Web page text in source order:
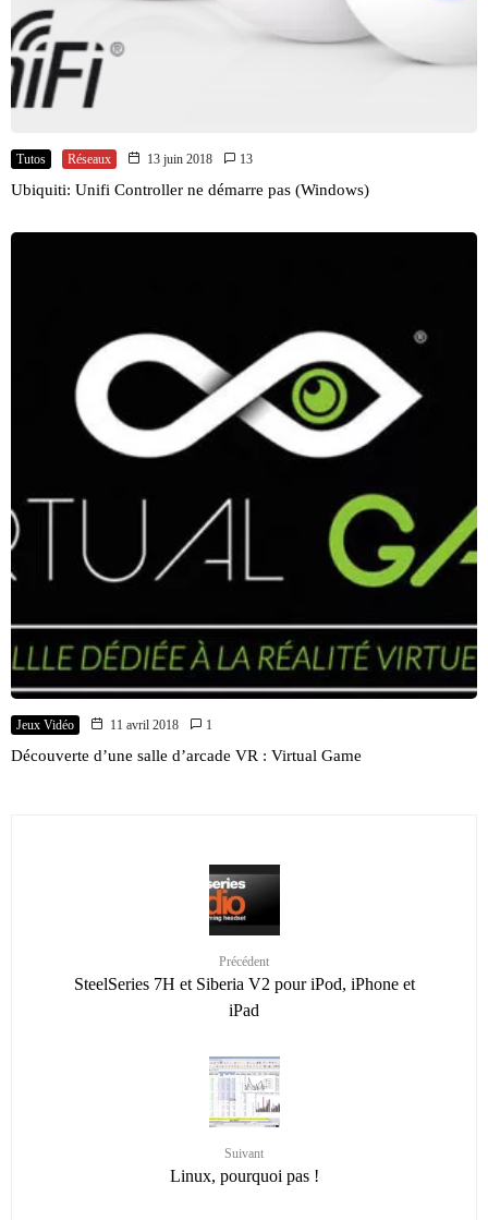
Tutos Réseaux 13 juin 2018 13
Ubiquiti: Unifi Controller ne démarre pas (Windows)
Jeux Vidéo 11 avril 2018 1
Découverte d’une salle d’arcade VR : Virtual Game
Précédent
SteelSeries 7H et Siberia V2 pour iPod, iPhone et
iPad
Suivant
Linux, pourquoi pas !